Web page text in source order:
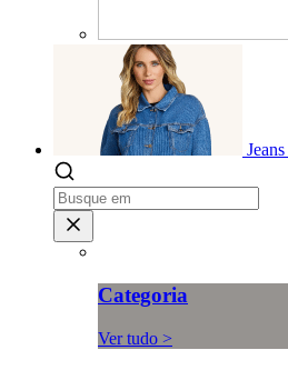
Jeans
Categoria
Ver tudo >